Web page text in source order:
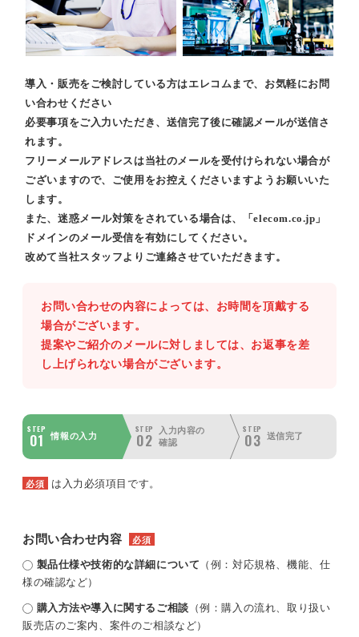
導入・販売をご検討している方はエレコムまで、お気軽にお問
い合わせください
必要事項をご入力いただき、送信完了後に確認メールが送信さ
れます。
フリーメールアドレスは当社のメールを受付けられない場合が
ございますので、ご使用をお控えくださいますようお願いいた
します。
また、迷惑メール対策をされている場合は、「elecom.co.jp」
ドメインのメール受信を有効にしてください。
改めて当社スタッフよりご連絡させていただきます。
お問い合わせの内容によっては、お時間を頂戴する
場合がございます。
提案やご紹介のメールに対しましては、お返事を差
し上げられない場合がございます。
STEP
01 情報の入力
STEP
02
入力内容の
確認
STEP
03 送信完了
必須 は入力必須項目です。
お問い合わせ内容 必須
製品仕様や技術的な詳細について （例：対応規格、機能、仕
様の確認など）
購入方法や導入に関するご相談 （例：購入の流れ、取り扱い
販売店のご案内、案件のご相談など）